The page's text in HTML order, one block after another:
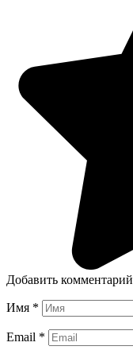
Добавить комментарий
Имя *
Email *